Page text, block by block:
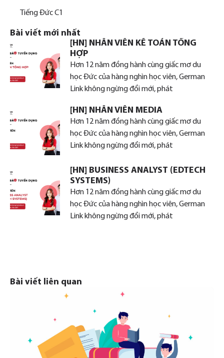
Tiếng Đức C1
Bài viết mới nhất
[HN] NHÂN VIÊN KẾ TOÁN TỔNG
HỢP
Hơn 12 năm đồng hành cùng giấc mơ du
học Đức của hàng nghìn học viên, German
Link không ngừng đổi mới, phát
[HN] NHÂN VIÊN MEDIA
Hơn 12 năm đồng hành cùng giấc mơ du
học Đức của hàng nghìn học viên, German
Link không ngừng đổi mới, phát
[HN] BUSINESS ANALYST (EDTECH
SYSTEMS)
Hơn 12 năm đồng hành cùng giấc mơ du
học Đức của hàng nghìn học viên, German
Link không ngừng đổi mới, phát
Bài viết liên quan